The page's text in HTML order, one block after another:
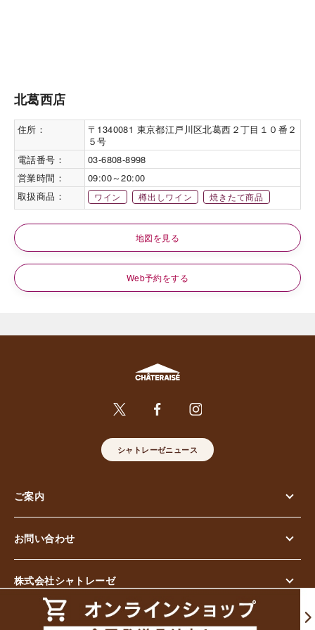
北葛西店
住所：
〒1340081 東京都江戸川区北葛西２丁目１０番２
５号
電話番号：
03-6808-8998
営業時間：
09:00～20:00
取扱商品：
ワイン 樽出しワイン 焼きたて商品
地図を見る
Web予約をする
シャトレーゼニュース
ご案内
お問い合わせ
株式会社シャトレーゼ
© Chateraise Co.,Ltd. All Rights Reserved.